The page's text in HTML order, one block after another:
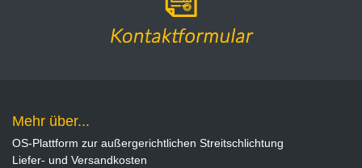
Mehr über...
OS-Plattform zur außergerichtlichen Streitschlichtung
Liefer- und Versandkosten